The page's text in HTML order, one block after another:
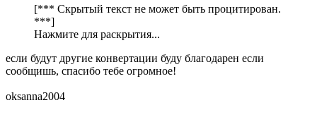
[*** Скрытый текст не может быть процитирован.
***]
Нажмите для раскрытия...
если будут другие конвертации буду благодарен если
сообщишь, спасибо тебе огромное!
oksanna2004